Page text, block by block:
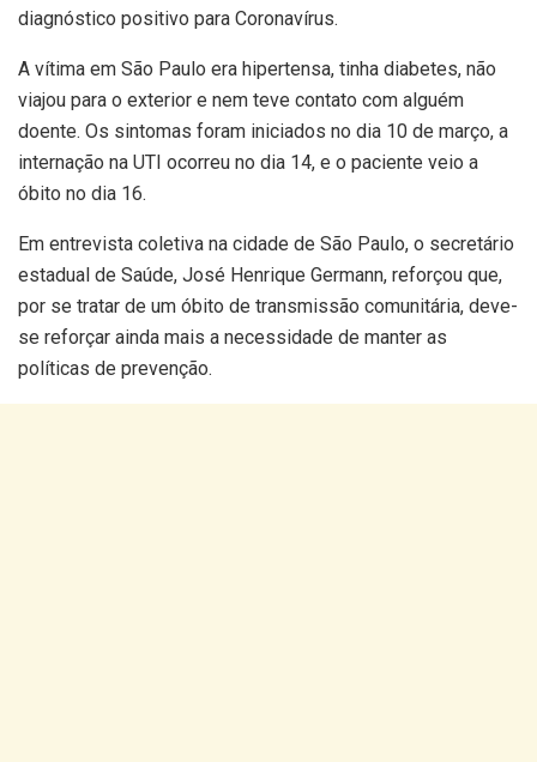
diagnóstico positivo para Coronavírus.
A vítima em São Paulo era hipertensa, tinha diabetes, não
viajou para o exterior e nem teve contato com alguém
doente. Os sintomas foram iniciados no dia 10 de março, a
internação na UTI ocorreu no dia 14, e o paciente veio a
óbito no dia 16.
Em entrevista coletiva na cidade de São Paulo, o secretário
estadual de Saúde, José Henrique Germann, reforçou que,
por se tratar de um óbito de transmissão comunitária, deve-
se reforçar ainda mais a necessidade de manter as
políticas de prevenção.